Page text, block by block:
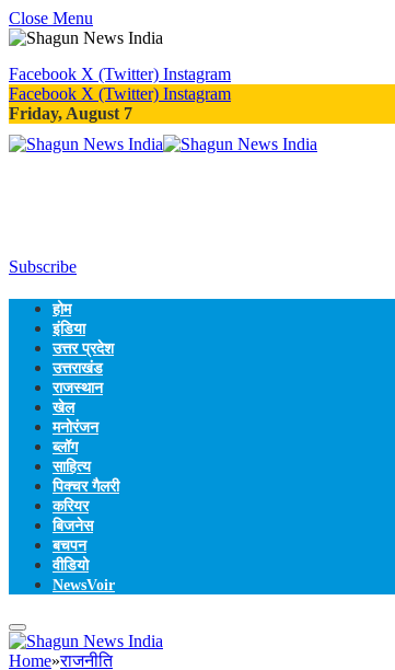
Close Menu
Facebook X (Twitter) Instagram
Facebook X (Twitter) Instagram
Friday, August 7
Subscribe
होम
इंडिया
उत्तर प्रदेश
उत्तराखंड
राजस्थान
खेल
मनोरंजन
ब्लॉग
साहित्य
पिक्चर गैलरी
करियर
बिजनेस
बचपन
वीडियो
NewsVoir
Home»राजनीति